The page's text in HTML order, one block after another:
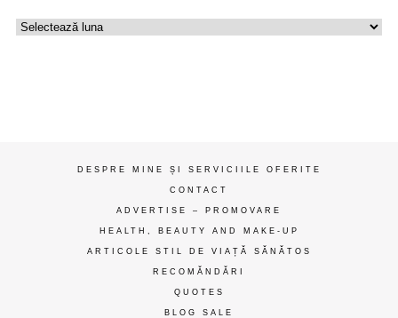
Uzina
DESPRE MINE ȘI SERVICIILE OFERITE
CONTACT
ADVERTISE – PROMOVARE
HEALTH, BEAUTY AND MAKE-UP
ARTICOLE STIL DE VIAȚĂ SĂNĂTOS
RECOMĂNDĂRI
QUOTES
BLOG SALE